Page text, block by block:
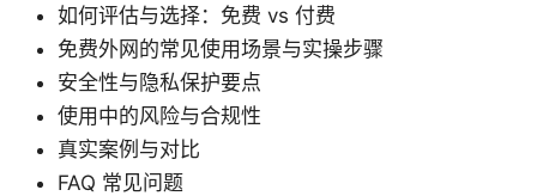
如何评估与选择：免费 vs 付费
免费外网的常见使用场景与实操步骤
安全性与隐私保护要点
使用中的风险与合规性
真实案例与对比
FAQ 常见问题